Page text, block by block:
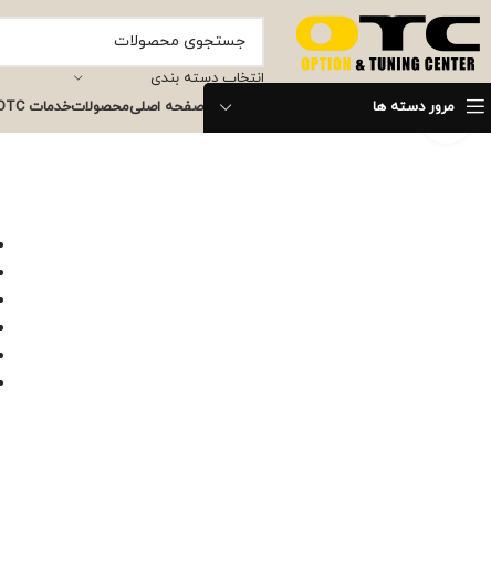
انتخاب دسته بندی
مرور دسته ها صفحه اصلیمحصولاتخدمات OTC برای بزرگنمایی کلیک کنید